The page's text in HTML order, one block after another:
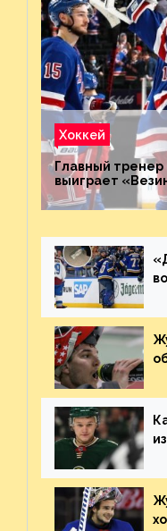
Хоккей
Главный
выиграет
невероятен